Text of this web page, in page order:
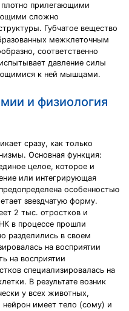
плотно прилегающими
сложно
Губчатое вещество
межклеточным
соответственно
давление силы
к ней мышцами.
и физиология
сразу, как только
Основная функция:
целое, которое и
или интегрирующая
особенностью
звездчатую форму.
2 тыс. отростков и
в процессе прошли
разделились в своем
на восприятии
на восприятии
специализировалась на
В результате возник
у всех животных,
имеет тело (сому) и